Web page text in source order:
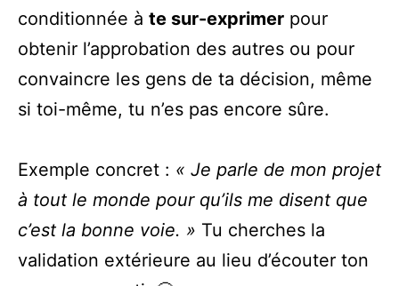
conditionnée à te sur-exprimer pour
obtenir l’approbation des autres ou pour
convaincre les gens de ta décision, même
si toi-même, tu n’es pas encore sûre.
Exemple concret : « Je parle de mon projet
à tout le monde pour qu’ils me disent que
c’est la bonne voie. » Tu cherches la
validation extérieure au lieu d’écouter ton